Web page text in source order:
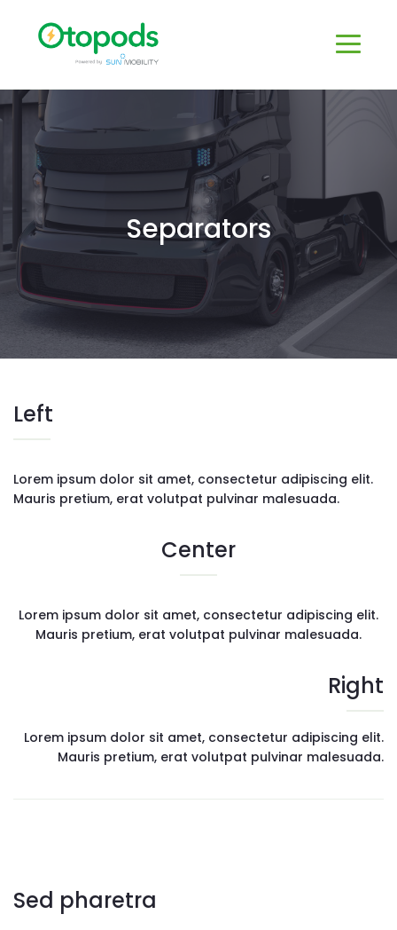
Separators
Left
Lorem ipsum dolor sit amet, consectetur adipiscing elit.
Mauris pretium, erat volutpat pulvinar malesuada.
Center
Lorem ipsum dolor sit amet, consectetur adipiscing elit.
Mauris pretium, erat volutpat pulvinar malesuada.
Right
Lorem ipsum dolor sit amet, consectetur adipiscing elit.
Mauris pretium, erat volutpat pulvinar malesuada.
Sed pharetra